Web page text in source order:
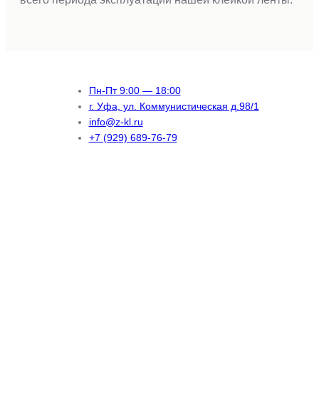
Пн-Пт 9:00 — 18:00
г. Уфа, ул. Коммунистическая д.98/1
info@z-kl.ru
+7 (929) 689-76-79